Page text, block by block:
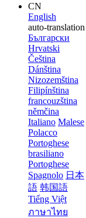
CN
English
auto-translation
Български
Hrvatski
Čeština
Dánština
Nizozemština
Filipínština
francouzština
němčina
Italiano Malese
Polacco
Portoghese
brasiliano
Portoghese
Spagnolo 日本
語 韩国語
Tiếng Việt
ภาษาไทย